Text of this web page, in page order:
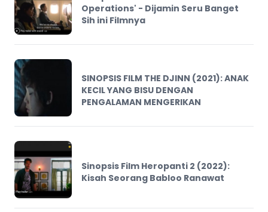
Operations' - Dijamin Seru Banget
Sih ini Filmnya
SINOPSIS FILM THE DJINN (2021): ANAK
KECIL YANG BISU DENGAN
PENGALAMAN MENGERIKAN
Sinopsis Film Heropanti 2 (2022):
Kisah Seorang Babloo Ranawat